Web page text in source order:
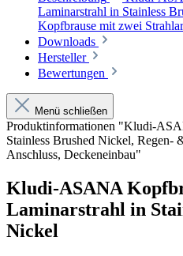
Laminarstrahl in Stainless
Kopfbrause mit zwei
Downloads
Hersteller
Bewertungen
Menü schließen
Produktinformationen "Kludi-
Stainless Brushed Nickel, Regen-
Anschluss, Deckeneinbau"
Kludi-ASANA
Laminarstrahl in
Nickel